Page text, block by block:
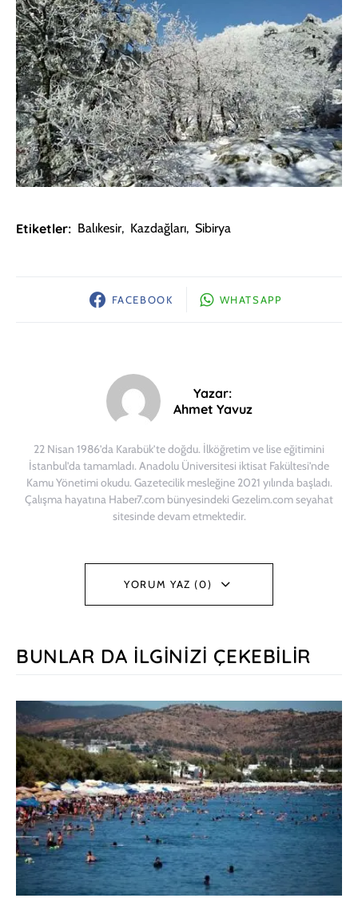
Etiketler: Balıkesir, Kazdağları, Sibirya
FACEBOOK WHATSAPP
Yazar:
Ahmet Yavuz
22 Nisan 1986’da Karabük’te doğdu. İlköğretim ve lise eğitimini
İstanbul’da tamamladı. Anadolu Üniversitesi iktisat Fakültesi’nde
Kamu Yönetimi okudu. Gazetecilik mesleğine 2021 yılında başladı.
Çalışma hayatına Haber7.com bünyesindeki Gezelim.com seyahat
sitesinde devam etmektedir.
YORUM YAZ (0)
BUNLAR DA İLGINIZI ÇEKEBILIR